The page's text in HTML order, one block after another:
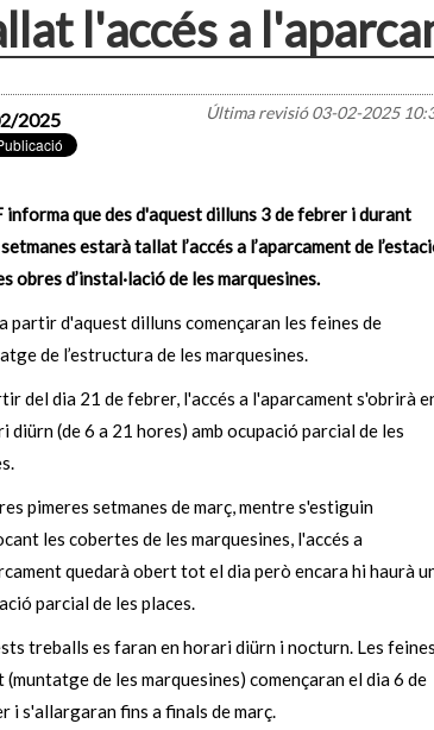
l'accés a
Última revisió03-02-2025
2025
informa que des d'aquest dilluns 3 de febrer i durant
estarà tallat l’accés a l’aparcament de
obres d’instal·lació de les marquesines.
partir d'aquest dilluns començaran les feines de
de l’estructura de les marquesines.
del dia 21 de febrer, l'accés a l'aparcament s'obrirà
diürn (de 6 a 21 hores) amb ocupació parcial de les
pimeres setmanes de març, mentre s'estiguin
les cobertes de les marquesines, l'accés a
quedarà obert tot el dia però encara hi haurà
parcial de les places.
treballs es faran en horari diürn i nocturn. Les feines
(muntatge de les marquesines) començaran el dia 6 de
i s'allargaran fins a finals de març.